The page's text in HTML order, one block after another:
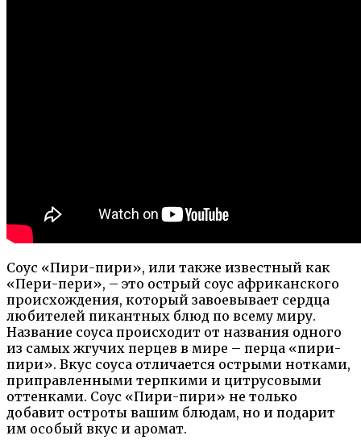
Соус «Пири-пири», или также известный как
«Пери-пери», – это острый соус африканского
происхождения, который завоевывает сердца
любителей пикантных блюд по всему миру.
Название соуса происходит от названия одного
из самых жгучих перцев в мире – перца «пири-
пири». Вкус соуса отличается острыми нотками,
приправленными терпкими и цитрусовыми
оттенками. Соус «Пири-пири» не только
добавит остроты вашим блюдам, но и подарит
им особый вкус и аромат.